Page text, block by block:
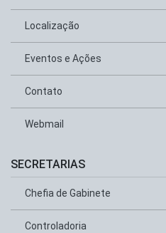
Localização
Eventos e Ações
Contato
Webmail
SECRETARIAS
Chefia de Gabinete
Controladoria